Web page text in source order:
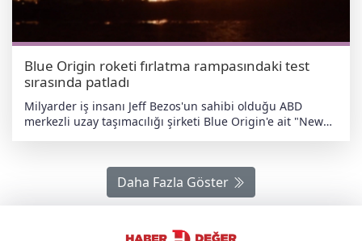
Blue Origin roketi fırlatma rampasındaki test
sırasında patladı
Milyarder iş insanı Jeff Bezos'un sahibi olduğu ABD
merkezli uzay taşımacılığı şirketi Blue Origin'e ait "New
ABD'nin Florida eyaletinde yer alan Cape Canaveral Uzay
Kuvvetleri İstasyonu'ndaki fırlatma rampasında, gece
saatlerinde gerçekleştirilen test sırasında henüz
Yaşanan şiddetli patlama herhangi bir can kaybına veya
Daha Fazla Göster